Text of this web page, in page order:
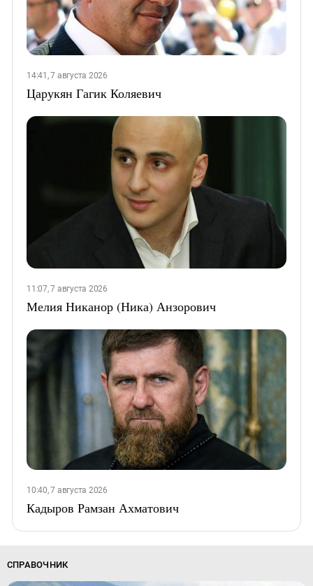
14:41, 7 августа 2026
Царукян Гагик Коляевич
11:07, 7 августа 2026
Мелия Никанор (Ника) Анзорович
10:40, 7 августа 2026
Кадыров Рамзан Ахматович
СПРАВОЧНИК